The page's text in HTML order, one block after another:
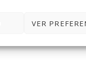
VER